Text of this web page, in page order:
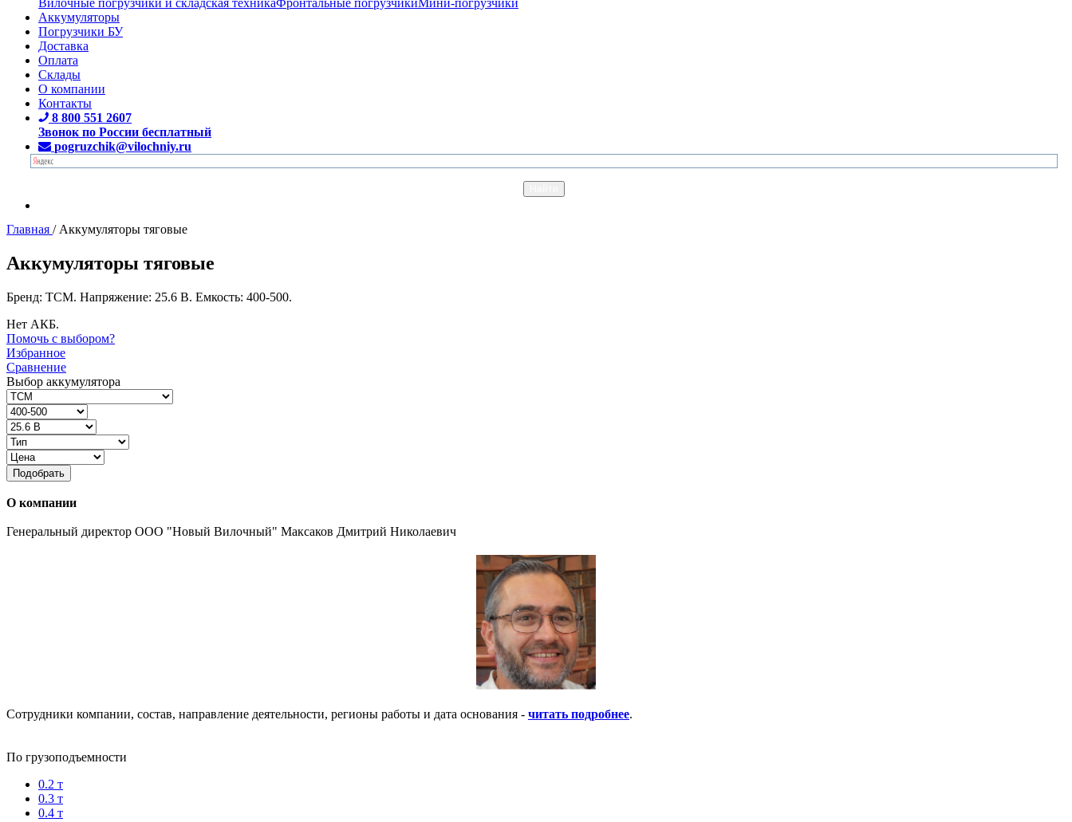
Аккумуляторы
Погрузчики БУ
Доставка
Оплата
Склады
О компании
Контакты
8 800 551 2607
Звонок по России бесплатный
pogruzchik@vilochniy.ru
Главная / Аккумуляторы тяговые
Аккумуляторы тяговые
Бренд: TCM. Напряжение: 25.6 В. Емкость: 400-500.
Нет АКБ.
Помочь с выбором?
Избранное
Сравнение
Выбор аккумулятора
Подобрать
О компании
Генеральный директор ООО "Новый Вилочный" Максаков Дмитрий Николаевич
Сотрудники компании, состав, направление деятельности, регионы работы и дата основания - читать подробнее.
По грузоподъемности
0.2 т
0.3 т
0.4 т